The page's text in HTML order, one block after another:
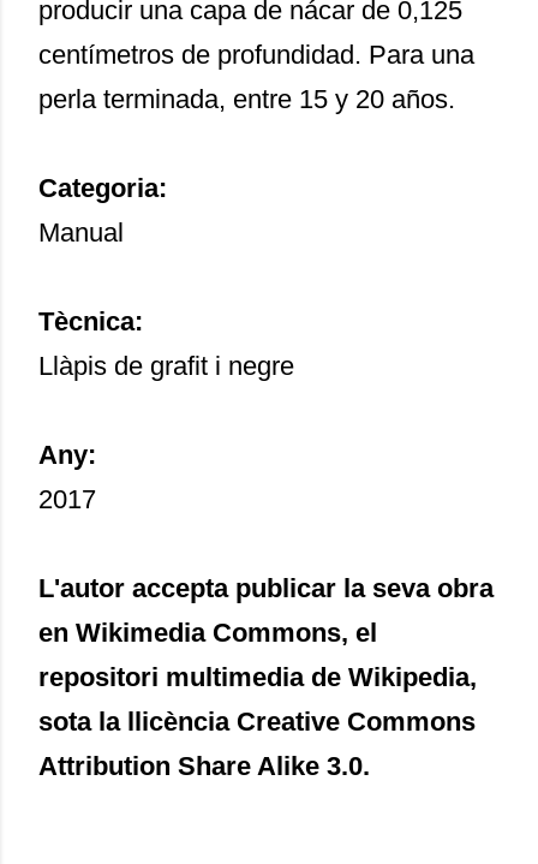
producir una capa de nácar de 0,125
centímetros de profundidad. Para una
perla terminada, entre 15 y 20 años.
Categoria:
Manual
Tècnica:
Llàpis de grafit i negre
Any:
2017
L'autor accepta publicar la seva obra
en Wikimedia Commons, el
repositori multimedia de Wikipedia,
sota la llicència Creative Commons
Attribution Share Alike 3.0.